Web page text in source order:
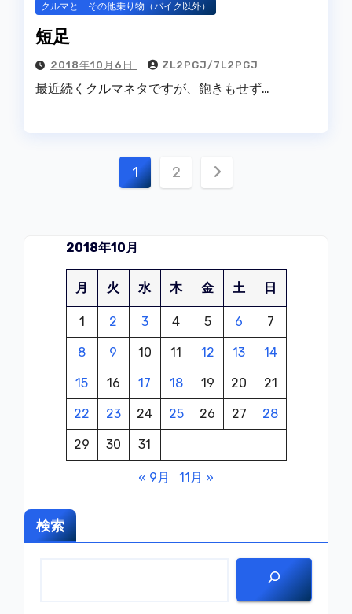
クルマと その他乗り物（バイク以外）
短足
2018年10月6日 ZL2PGJ/7L2PGJ
最近続くクルマネタですが、飽きもせず…
投
の
ペ
ー
ジ
送
り
1 2
2018年10月
月 火 水 木 金 土 日
1 2 3 4 5 6 7
8 9 10 11 12 13 14
15 16 17 18 19 20 21
22 23 24 25 26 27 28
29 30 31
« 9月 11月 »
検索